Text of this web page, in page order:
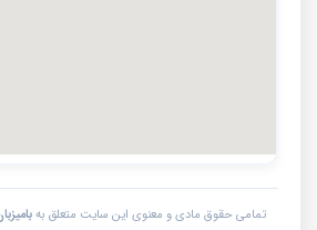
تمامی حقوق مادی و معنوی این سایت متعلق به